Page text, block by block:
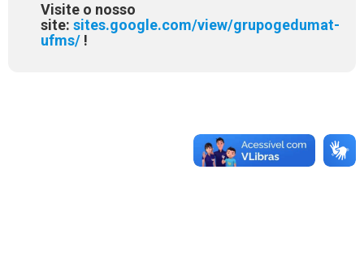
Visite o nosso
site: sites.google.com/view/grupogedumat-
ufms/ !